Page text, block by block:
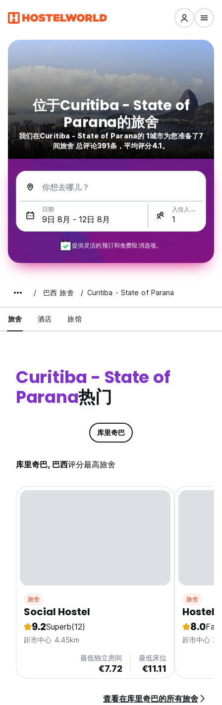
位于Curitiba - State of
Parana的旅舍
我们在Curitiba - State of Parana的 1城市为您准备了7
间旅舍 总评论391条，平均评分4.1。
你想去哪儿？
日期 入住人数
提供灵活的预订和免费取消选项。
巴西 旅舍 Curitiba - State of Parana
旅舍 酒店 旅馆
Curitiba - State of
Parana热门
库里奇巴
库里奇巴, 巴西评分最高旅舍
旅舍
Social Hostel
9.2Superb(12)
距市中心 4.45km
最低独立房间
€7.72
最低床位
€11.11
旅舍
Hostel
8.0
距市中心
查看在库里奇巴的所有旅舍